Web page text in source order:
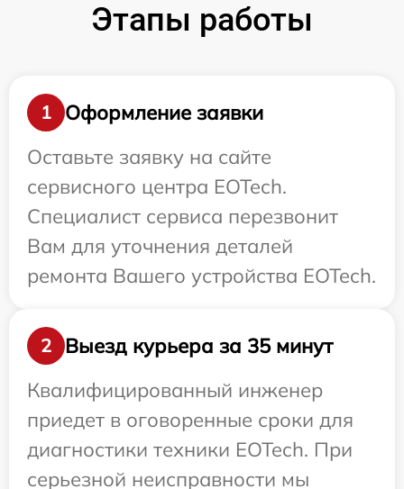
Этапы работы
1
Оформление заявки
Оставьте заявку на сайте
сервисного центра EOTech.
Специалист сервиса перезвонит
Вам для уточнения деталей
ремонта Вашего устройства EOTech.
2
Выезд курьера за 35 минут
Квалифицированный инженер
приедет в оговоренные сроки для
диагностики техники EOTech. При
серьезной неисправности мы